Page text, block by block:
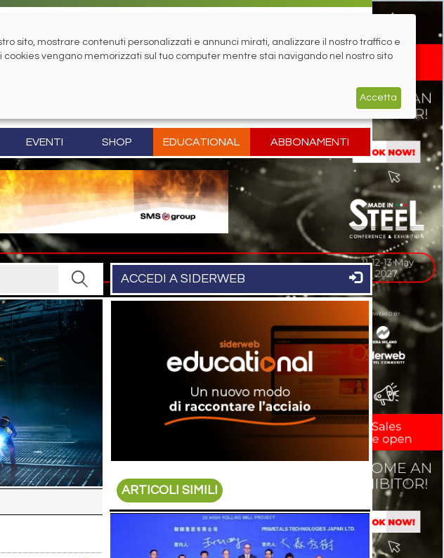
EVENTI SHOP EDUCATIONAL ABBONAMENTI
ACCEDI A SIDERWEB
ARTICOLI SIMILI
sito, mostrare contenuti personalizzati e annunci mirati, analizzare il nostro traffico e
vengano memorizzati sul tuo computer mentre stai navigando nel nostro sito
Accetta